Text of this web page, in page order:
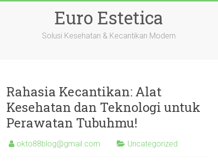
Euro Estetica
Solusi Kesehatan & Kecantikan Modern
Rahasia Kecantikan: Alat
Kesehatan dan Teknologi untuk
Perawatan Tubuhmu!
okto88blog@gmail.com Uncategorized